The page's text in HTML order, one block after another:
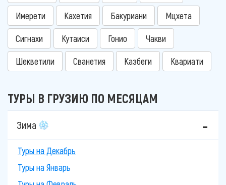
Имерети Кахетия Бакуриани Мцхета
Сигнахи Кутаиси Гонио Чакви
Шекветили Сванетия Казбеги Квариати
ТУРЫ В ГРУЗИЮ ПО МЕСЯЦАМ
Зима
Туры на Декабрь
Туры на Январь